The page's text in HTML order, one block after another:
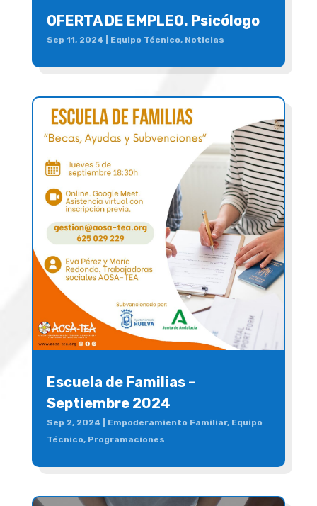
OFERTA DE EMPLEO. Psicólogo
Sep 11, 2024 Equipo Técnico, Noticias
Escuela de Familias –
Septiembre 2024
Sep 2, 2024 Empoderamiento Familiar, Equipo
Técnico, Programaciones